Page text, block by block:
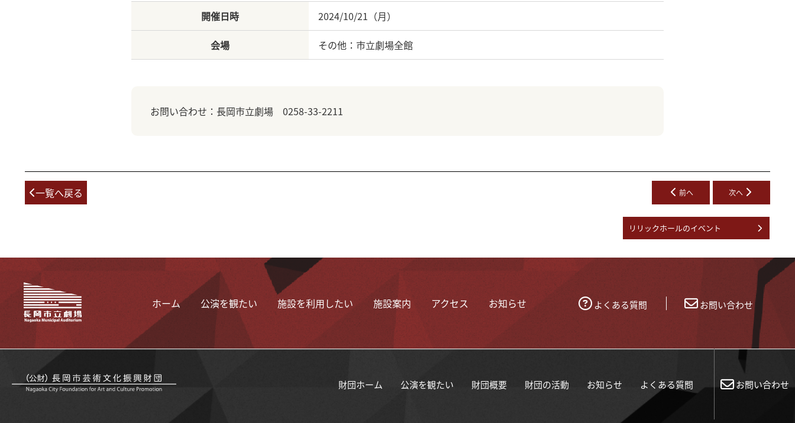
開催日時 2024/10/21（月）
会場 その他：市立劇場全館
お問い合わせ：長岡市立劇場 0258-33-2211
一覧へ戻る 前へ 次へ
リリックホールのイベント
ホーム 公演を観たい 施設を利用したい 施設案内 アクセス お知らせ よくある質問 お問い合わせ
財団ホーム 公演を観たい 財団概要 財団の活動 お知らせ よくある質問 お問い合わせ